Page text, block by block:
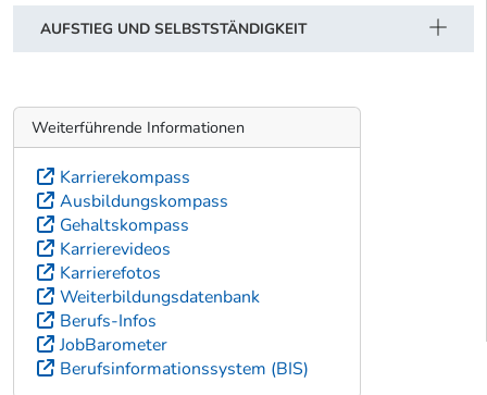
AUFSTIEG UND SELBSTSTÄNDIGKEIT
Weiterführende Informationen
Karrierekompass
Ausbildungskompass
Gehaltskompass
Karrierevideos
Karrierefotos
Weiterbildungsdatenbank
Berufs-Infos
JobBarometer
Berufsinformationssystem (BIS)